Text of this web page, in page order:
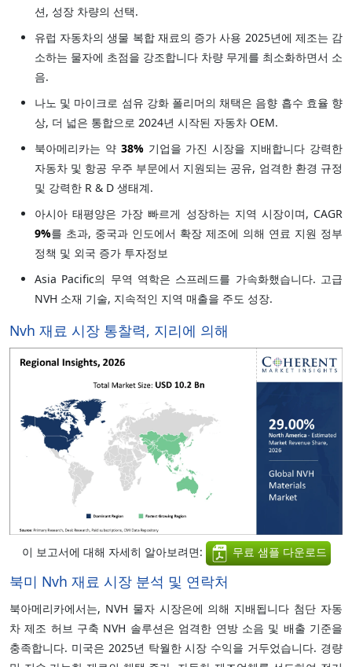
션, 성장 차량의 선택.
유럽 자동차의 생물 복합 재료의 증가 사용 2025년에 제조는 감
소하는 물자에 초점을 강조합니다 차량 무게를 최소화하면서 소
음.
나노 및 마이크로 섬유 강화 폴리머의 채택은 음향 흡수 효율 향
상, 더 넓은 통합으로 2024년 시작된 자동차 OEM.
북아메리카는 약 38%기업을 가진 시장을 지배합니다 강력한
자동차 및 항공 우주 부문에서 지원되는 공유, 엄격한 환경 규정
및 강력한 R & D 생태계.
아시아 태평양은 가장 빠르게 성장하는 지역 시장이며, CAGR
9%를 초과, 중국과 인도에서 확장 제조에 의해 연료 지원 정부
정책 및 외국 증가 투자정보
Asia Pacific의 무역 역학은 스프레드를 가속화했습니다. 고급
NVH 소재 기술, 지속적인 지역 매출을 주도 성장.
Nvh 재료 시장 통찰력, 지리에 의해
이 보고서에 대해 자세히 알아보려면: 무료 샘플 다운로드
북미 Nvh 재료 시장 분석 및 연락처
북아메리카에서는, NVH 물자 시장은에 의해 지배됩니다 첨단 자동
차 제조 허브 구축 NVH 솔루션은 엄격한 연방 소음 및 배출 기준을
충족합니다. 미국은 2025년 탁월한 시장 수익을 거두었습니다. 경량